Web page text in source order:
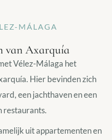
MÁLAGA
van Axarquía
Vélez-Málaga het
Hier bevinden zich
een jachthaven en een
restaurants.
uit appartementen en